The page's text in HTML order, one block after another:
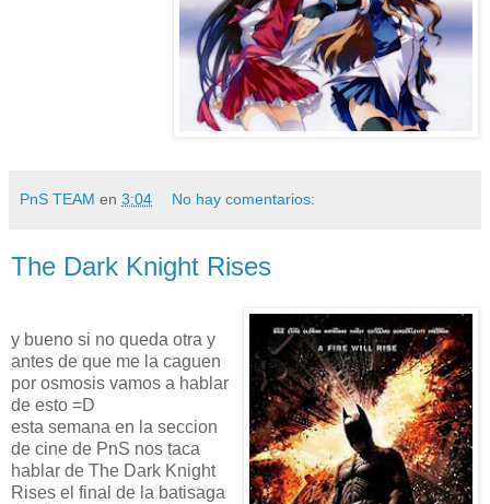
PnS TEAM en 3:04 No hay comentarios:
The Dark Knight Rises
y bueno si no queda otra y
antes de que me la caguen
por osmosis vamos a hablar
de esto =D
esta semana en la seccion
de cine de PnS nos taca
hablar de The Dark Knight
Rises el final de la batisaga